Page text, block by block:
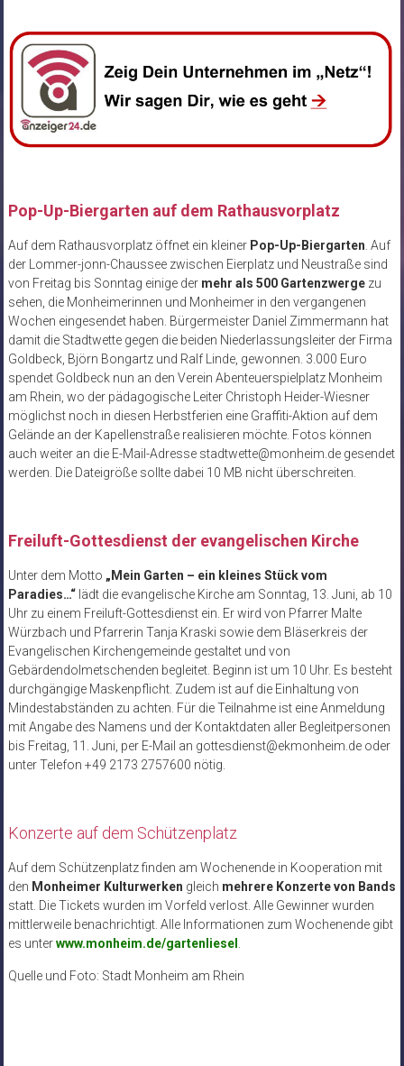
Pop-Up-Biergarten auf dem Rathausvorplatz
Auf dem Rathausvorplatz öffnet ein kleiner Pop-Up-Biergarten. Auf
der Lommer-jonn-Chaussee zwischen Eierplatz und Neustraße sind
von Freitag bis Sonntag einige der mehr als 500 Gartenzwergezu
sehen, die Monheimerinnen und Monheimer in den vergangenen
Wochen eingesendet haben. Bürgermeister Daniel Zimmermann hat
damit die Stadtwette gegen die beiden Niederlassungsleiter der Firma
Goldbeck, Björn Bongartz und Ralf Linde, gewonnen. 3.000 Euro
spendet Goldbeck nun an den Verein Abenteuerspielplatz Monheim
am Rhein, wo der pädagogische Leiter Christoph Heider-Wiesner
möglichst noch in diesen Herbstferien eine Graffiti-Aktion auf dem
Gelände an der Kapellenstraße realisieren möchte. Fotos können
auch weiter an die E-Mail-Adresse stadtwette@monheim.de gesendet
werden. Die Dateigröße sollte dabei 10 MB nicht überschreiten.
Freiluft-Gottesdienst der evangelischen Kirche
Unter dem Motto „Mein Garten – ein kleines Stück vom
Paradies…“lädt die evangelische Kirche am Sonntag, 13. Juni, ab 10
Uhr zu einem Freiluft-Gottesdienst ein. Er wird von Pfarrer Malte
Würzbach und Pfarrerin Tanja Kraski sowie dem Bläserkreis der
Evangelischen Kirchengemeinde gestaltet und von
Gebärdendolmetschenden begleitet. Beginn ist um 10 Uhr. Es besteht
durchgängige Maskenpflicht. Zudem ist auf die Einhaltung von
Mindestabständen zu achten. Für die Teilnahme ist eine Anmeldung
mit Angabe des Namens und der Kontaktdaten aller Begleitpersonen
bis Freitag, 11. Juni, per E-Mail an gottesdienst@ekmonheim.de oder
unter Telefon +49 2173 2757600 nötig.
Konzerte auf dem Schützenplatz
Auf dem Schützenplatz finden am Wochenende in Kooperation mit
den Monheimer Kulturwerken gleich mehrere Konzerte von Bands
statt. Die Tickets wurden im Vorfeld verlost. Alle Gewinner wurden
mittlerweile benachrichtigt. Alle Informationen zum Wochenende gibt
es unterwww.monheim.de/gartenliesel .
Quelle und Foto: Stadt Monheim am Rhein